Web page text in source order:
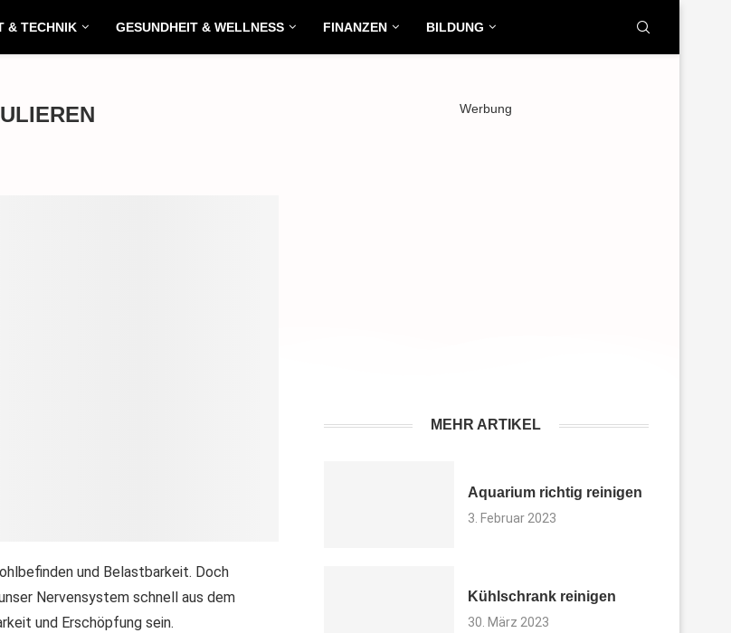
& TECHNIK GESUNDHEIT & WELLNESS FINANZEN BILDUNG
und Belastbarkeit. Doch
Nervensystem schnell aus dem
und Erschöpfung sein.
Werbung
MEHR ARTIKEL
Aquarium richtig reinigen
3. Februar 2023
Kühlschrank reinigen
30. März 2023